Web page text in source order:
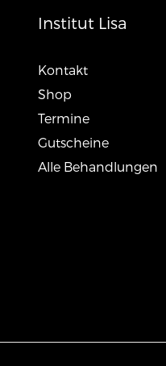
Institut Lisa
Kontakt
Shop
Termine
Gutscheine
Alle Behandlungen